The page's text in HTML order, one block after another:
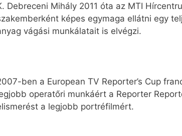
Debreceni Mihály 2011 óta az MTI
képes egymaga ellátni egy
vágási munkálatait is elvégzi.
ben a European TV Reporter’s Cup
operatőri munkáért a Reporter
a legjobb portréfilmért.